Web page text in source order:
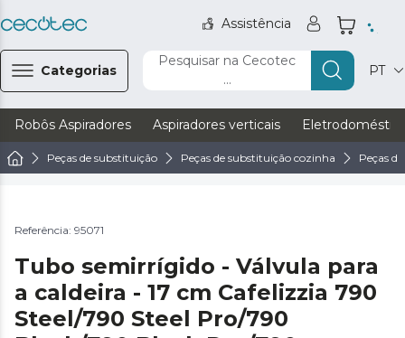
Assistência
Categorias
Pesquisar na Cecotec
...
PT
Robôs Aspiradores Aspiradores verticais
Peças de substituição Peças de substituição cozinha Peças
Referência: 95071
Tubo semirrígido - Válvula para
a caldeira - 17 cm Cafelizzia 790
Steel/790 Steel Pro/790